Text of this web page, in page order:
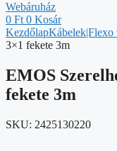
Webáruház
0 Ft 0 Kosár
KezdőlapKábelek|Flexo
3×1 fekete 3m
EMOS
fekete 3m
SKU: 2425130220